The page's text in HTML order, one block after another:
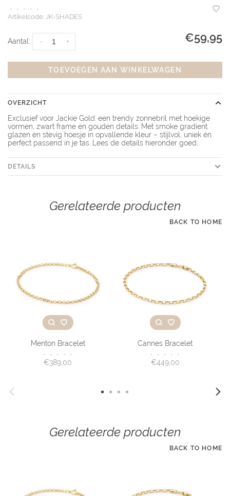
• • • •
•
Artikelcode: JK-SHADES
Aantal: +
- €59,95
TOEVOEGEN AAN WINKELWAGEN
OVERZICHT
Exclusief voor Jackie Gold: een trendy zonnebril met hoekige
vormen, zwart frame en gouden details. Met smoke gradient
glazen en stevig hoesje in opvallende kleur – stijlvol, uniek én
perfect passend in je tas. Lees de details hieronder goed.
DETAILS
Gerelateerde producten
BACK TO HOME
Menton Bracelet
• • • • •
€389,00
Cannes Bracelet
• • • • •
€449,00
Gerelateerde producten
BACK TO HOME